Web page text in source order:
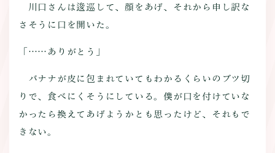
川口さんは逡巡して、顔をあげ、それから申し訳な
さそうに口を開いた。
「……ありがとう」
バナナが皮に包まれていてもわかるくらいのブツ切
りで、食べにくそうにしている。僕が口を付けていな
かったら換えてあげようかとも思ったけど、それもで
きない。